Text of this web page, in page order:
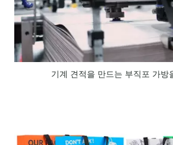
기계 견적을 만드는 부직포 가방